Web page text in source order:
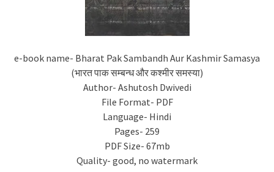
e-book name- Bharat Pak Sambandh Aur Kashmir Samasya
(भारत पाक सम्बन्ध और कश्मीर समस्या)
Author- Ashutosh Dwivedi
File Format- PDF
Language- Hindi
Pages- 259
PDF Size- 67mb
Quality- good, no watermark